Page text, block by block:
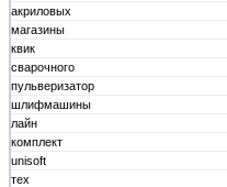
акриловых
магазины
квик
сварочного
пульверизатор
шлифмашины
лайн
комплект
unisoft
тех